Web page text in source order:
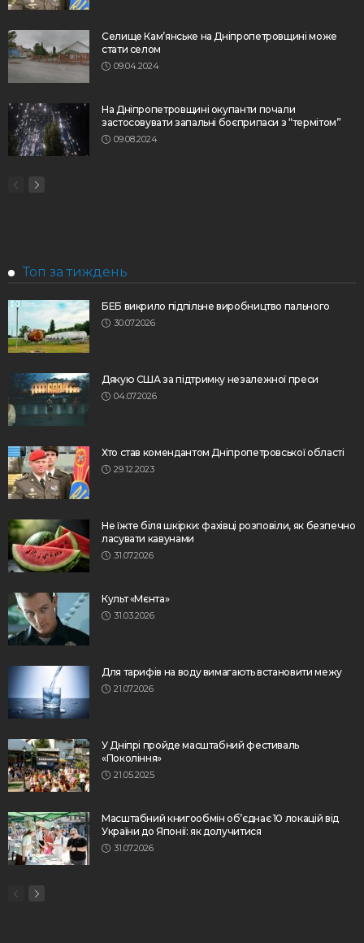
Селище Кам’янське на Дніпропетровщині може
стати селом
09.04.2024
На Дніпропетровщині окупанти почали
застосовувати запальні боєприпаси з “термітом”
09.08.2024
Топ за тиждень
БЕБ викрило підпільне виробництво пального
30.07.2026
Дякую США за підтримку незалежної преси
04.07.2026
Хто став комендантом Дніпропетровської області
29.12.2023
Не їжте біля шкірки: фахівці розповіли, як безпечно
ласувати кавунами
31.07.2026
Культ «Мєнта»
31.03.2026
Для тарифів на воду вимагають встановити межу
21.07.2026
У Дніпрі пройде масштабний фестиваль
«Покоління»
21.05.2025
Масштабний книгообмін об’єднає 10 локацій від
України до Японії: як долучитися
31.07.2026